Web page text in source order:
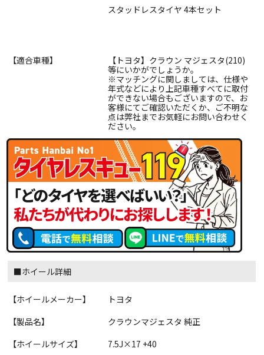
スタッドレスタイヤ 4本セット
【適合車種】
【トヨタ】クラウン マジェスタ(210)
等にいかがでしょうか。
※マッチングに関しましては、仕様や
年式などにより上記車種すべてに取付
ができない場合もございますので、お
客様にてご確認いただくか、ご不明な
点は弊社までお気軽にお問い合わせく
ださい。
■ホイール詳細
【ホイールメーカー】
トヨタ
【製品名】
クラウンマジェスタ 純正
【ホイールサイズ】
7.5J×17 +40